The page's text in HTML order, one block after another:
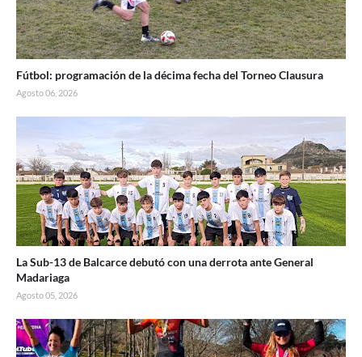
Fútbol: programación de la décima fecha del Torneo Clausura
Agosto 06, 2026
La Sub-13 de Balcarce debutó con una derrota ante General
Madariaga
Agosto 05, 2026